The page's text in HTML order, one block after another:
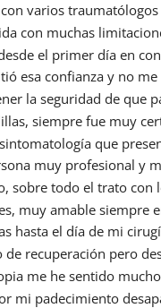
varios
con muchas
el primer día en
esa confianza y no
la seguridad de que
siempre fue muy
que
muy profesional y
sobre todo el trato con
muy amable siempre
hasta el día de mi
de recuperación pero
me he sentido
mi padecimiento